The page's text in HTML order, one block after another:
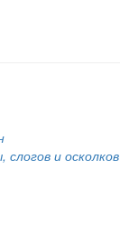
и осколков